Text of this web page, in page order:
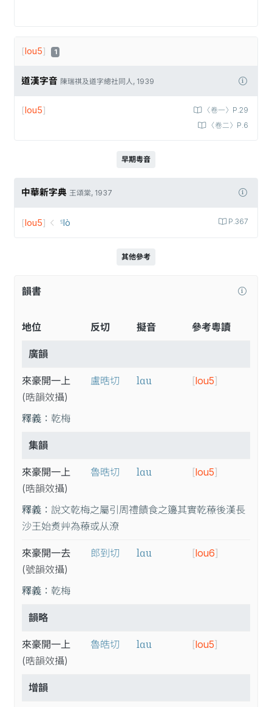
[lou5] 1
道漢字音 陳瑞祺及道字總社同人, 1939
〈卷一〉P.29
〈卷二〉P.6
[lou5]
早期粵音
中華新字典 王頌棠, 1937
P.367
[lou5] ꜃lò
其他參考
韻書
地位 反切 擬音 參考粵讀
廣韻
來豪開一上
(晧韻效攝)
盧晧切 lɑu [lou5]
釋義： 乾梅
集韻
來豪開一上
(晧韻效攝)
魯晧切 lɑu [lou5]
釋義： 說文乾梅之屬引周禮饋食之籩其實乾䕩後漢長
沙王始煑艸為䕩或从潦
來豪開一去
(號韻效攝)
郎到切 lɑu [lou6]
釋義： 乾梅
韻略
來豪開一上
(晧韻效攝)
魯皓切 lɑu [lou5]
增韻